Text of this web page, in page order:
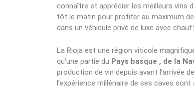
connaître et apprécier les meilleurs vins
tôt le matin pour profiter au maximum
dans un véhicule privé de luxe avec
La Rioja est une région viticole
qu’une partie du Pays basque , de la
production de vin depuis avant l’arrivée
l’expérience millénaire de ses caves sont